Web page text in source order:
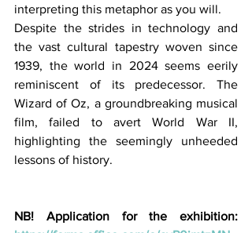
interpreting this metaphor as you will.
Despite the strides in technology and
the vast cultural tapestry woven since
1939, the world in 2024 seems eerily
reminiscent of its predecessor. The
Wizard of Oz, a groundbreaking musical
film, failed to avert World War II,
highlighting the seemingly unheeded
lessons of history.